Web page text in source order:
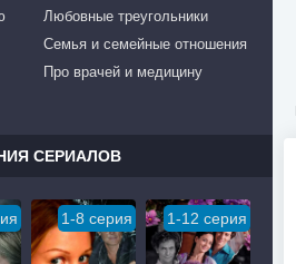
Любовные треугольники
Семья и семейные отношения
Про врачей и медицину
СЕРИАЛОВ
1-8 серия 1-12 серия